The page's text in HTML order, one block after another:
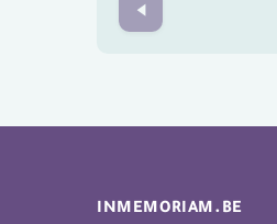
Prev
INMEMORIAM.BE